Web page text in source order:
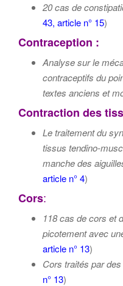
20 cas de
43, article n° 15)
Contraception :
Analyse sur le
contraceptifs du
textes anciens et
Contraction des
Le traitement du
tissus tendino-
manche des
article n° 4)
Cors:
118 cas de cors et
picotement avec
article n° 13)
Cors traités par
n° 13)